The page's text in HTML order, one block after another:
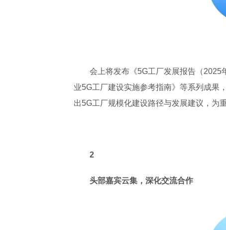
会上将发布《5G工厂发展报告（2025
业5G工厂建设实施参考指南》等系列成果
出5G工厂规模化建设路径与发展建议，为
2
头部嘉宾云集，深化交流合作